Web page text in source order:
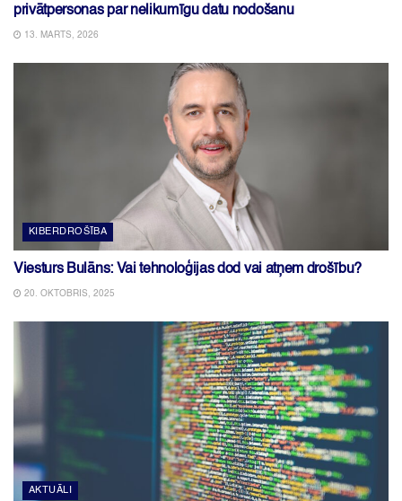
privātpersonas par nelikumīgu datu nodošanu
13. MARTS, 2026
KIBERDROŠĪBA
Viesturs Bulāns: Vai tehnoloģijas dod vai atņem drošību?
20. OKTOBRIS, 2025
AKTUĀLI